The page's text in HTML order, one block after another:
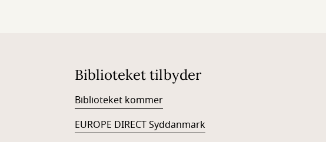
Biblioteket tilbyder
Biblioteket kommer
EUROPE DIRECT Syddanmark